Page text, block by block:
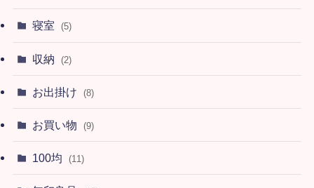
寝室 (5)
収納 (2)
お出掛け (8)
お買い物 (9)
100均 (11)